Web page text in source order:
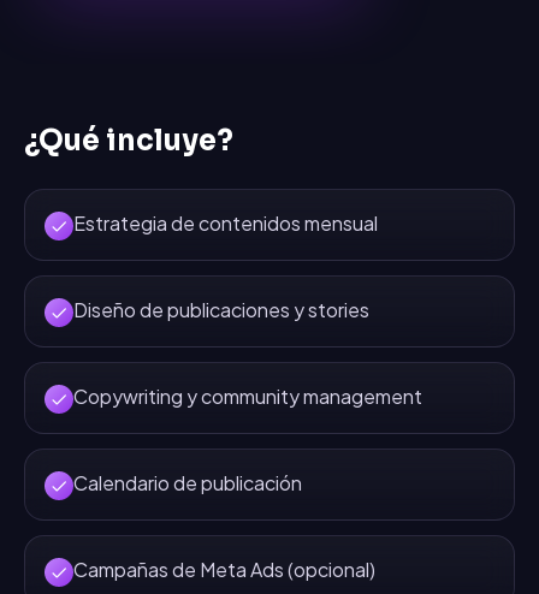
¿Qué incluye?
Estrategia de contenidos mensual
Diseño de publicaciones y stories
Copywriting y community management
Calendario de publicación
Campañas de Meta Ads (opcional)